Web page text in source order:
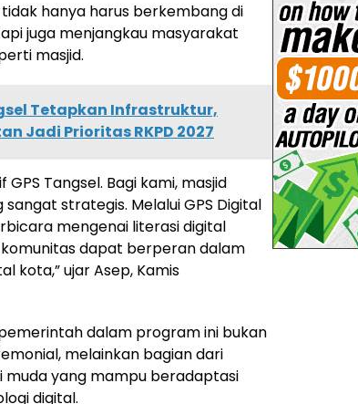
hanya harus berkembang di
juga menjangkau masyarakat
masjid.
Tetapkan Infrastruktur,
Jadi Prioritas RKPD 2027
Tangsel. Bagi kami, masjid
strategis. Melalui GPS Digital
mengenai literasi digital
dapat berperan dalam
kota,” ujar Asep, Kamis
dalam program ini bukan
melainkan bagian dari
yang mampu beradaptasi
digital.